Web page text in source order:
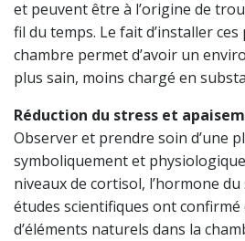
et peuvent être à l’origine de
fil du temps. Le fait d’installer
chambre permet d’avoir un
plus sain, moins chargé en
Réduction du stress et
Observer et prendre soin d’une
symboliquement et
niveaux de cortisol, l’hormone
études scientifiques ont confirmé
d’éléments naturels dans la